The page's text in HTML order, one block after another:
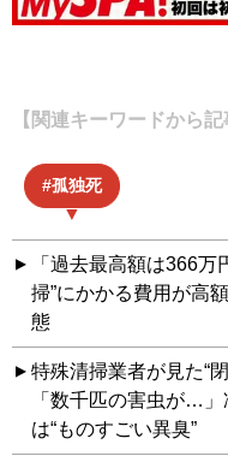
【関連キーワードから記
孤独死
「過去最高額は366万
掃”にかかる費用が高
態
特殊清掃業者が見た“
「数千匹の害虫が…
は“ものすごい異臭”